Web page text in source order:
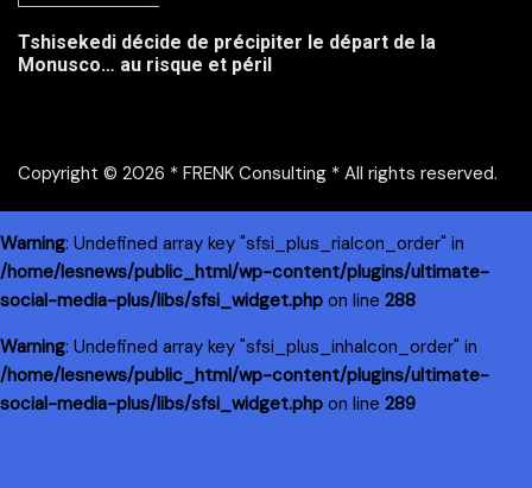
Tshisekedi décide de précipiter le départ de la
Monusco… au risque et péril
Copyright © 2026 * FRENK Consulting * All rights reserved.
Warning: Undefined array key "sfsi_plus_riaIcon_order" in
/home/lesnews/public_html/wp-content/plugins/ultimate-
social-media-plus/libs/sfsi_widget.php on line 288
Warning: Undefined array key "sfsi_plus_inhaIcon_order" in
/home/lesnews/public_html/wp-content/plugins/ultimate-
social-media-plus/libs/sfsi_widget.php on line 289